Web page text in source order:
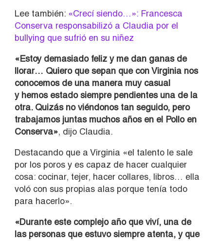
Lee también: «Crecí siendo…»: Francesca
Conserva responsabilizó a Claudia por el
bullying que sufrió en su niñez
«Estoy demasiado feliz y me dan ganas de
llorar… Quiero que sepan que con Virginia nos
conocemos de una manera muy casual
y hemos estado siempre pendientes una de la
otra. Quizás no viéndonos tan seguido, pero
trabajamos juntas muchos años en el Pollo en
Conserva», dijo Claudia.
Destacando que a Virginia «el talento le sale
por los poros y es capaz de hacer cualquier
cosa: cocinar, tejer, hacer collares, libros… ella
voló con sus propias alas porque tenía todo
para hacerlo».
«Durante este complejo año que viví, una de
las personas que estuvo siempre atenta, y que